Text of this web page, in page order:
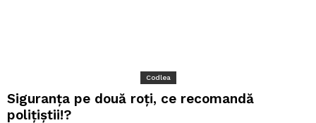
Codlea
Siguranța pe două roți, ce recomandă
polițiștii!?